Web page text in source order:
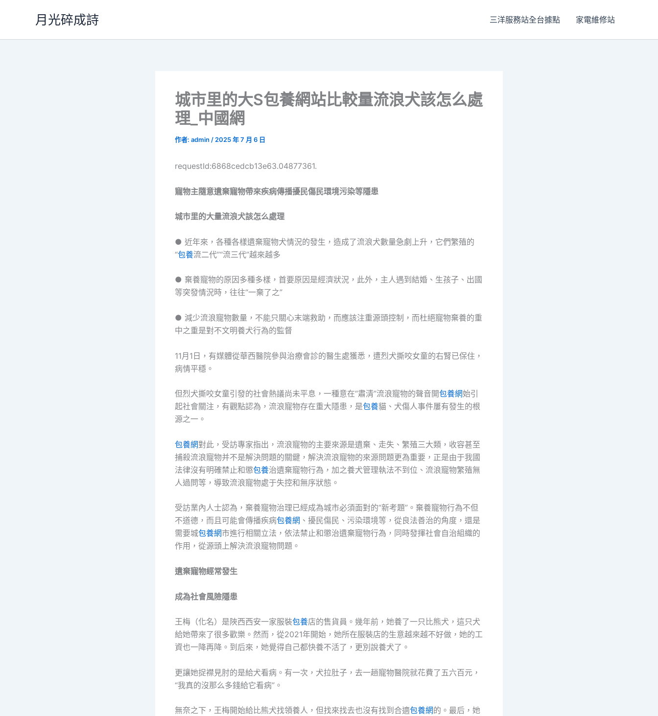
月光碎成詩 三洋服務站全台據點 家電維修站
城市里的大S包養網站比較量流浪犬該怎么處
理_中國網
作者: admin / 2025 年 7 月 6 日
requestId:6868cedcb13e63.04877361.
寵物主隨意遺棄寵物帶來疾病傳播擾民傷民環境污染等隱患
城市里的大量流浪犬該怎么處理
● 近年來，各種各樣遺棄寵物犬情況的發生，造成了流浪犬數量急劇上升，它們繁殖的
“包養流二代”“流三代”越來越多
● 棄養寵物的原因多種多樣，首要原因是經濟狀況，此外，主人遇到結婚、生孩子、出國
等突發情況時，往往“一棄了之”
● 減少流浪寵物數量，不能只關心末端救助，而應該注重源頭控制，而杜絕寵物棄養的重
中之重是對不文明養犬行為的監督
11月1日，有媒體從華西醫院參與治療會診的醫生處獲悉，遭烈犬撕咬女童的右腎已保住，
病情平穩。
但烈犬撕咬女童引發的社會熱議尚未平息，一種意在“肅清”流浪寵物的聲音開包養網始引
起社會關注，有觀點認為，流浪寵物存在重大隱患，是包養貓、犬傷人事件屢有發生的根
源之一。
包養網對此，受訪專家指出，流浪寵物的主要來源是遺棄、走失、繁殖三大類，收容甚至
捕殺流浪寵物并不是解決問題的關鍵，解決流浪寵物的來源問題更為重要，正是由于我國
法律沒有明確禁止和懲包養治遺棄寵物行為，加之養犬管理執法不到位、流浪寵物繁殖無
人過問等，導致流浪寵物處于失控和無序狀態。
受訪業內人士認為，棄養寵物治理已經成為城市必須面對的“新考題”。棄養寵物行為不但
不道德，而且可能會傳播疾病包養網 、擾民傷民、污染環境等，從良法善治的角度，還是
需要城包養網市進行相關立法，依法禁止和懲治遺棄寵物行為，同時發揮社會自治組織的
作用，從源頭上解決流浪寵物問題。
遺棄寵物經常發生
成為社會風險隱患
王梅（化名）是陜西西安一家服裝包養店的售貨員。幾年前，她養了一只比熊犬，這只犬
給她帶來了很多歡樂。然而，從2021年開始，她所在服裝店的生意越來越不好做，她的工
資也一降再降。到后來，她覺得自己都快養不活了，更別說養犬了。
更讓她捉襟見肘的是給犬看病。有一次，犬拉肚子，去一趟寵物醫院就花費了五六百元，
“我真的沒那么多錢給它看病”。
無奈之下，王梅開始給比熊犬找領養人，但找來找去也沒有找到合適包養網的。最后，她